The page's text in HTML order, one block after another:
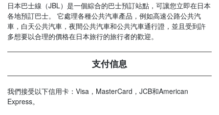
日本巴士線（JBL）是一個綜合的巴士預訂站點，可讓您立即在日本
各地預訂巴士。 它處理各種公共汽車產品，例如高速公路公共汽
車，白天公共汽車，夜間公共汽車和公共汽車通行證，並且受到許
多想要以合理的價格在日本旅行的旅行者的歡迎。
支付信息
我們接受以下信用卡：Visa，MasterCard，JCB和American
Express。